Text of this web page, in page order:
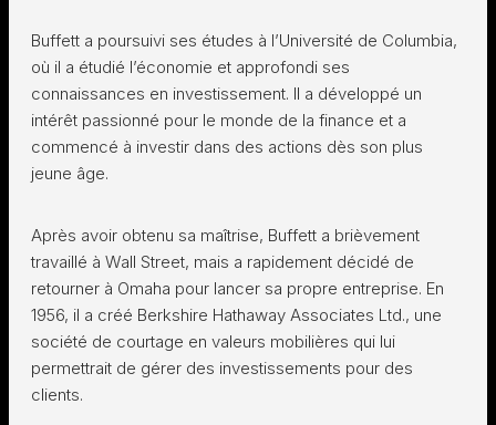
Buffett a poursuivi ses études à l’Université de Columbia,
où il a étudié l’économie et approfondi ses
connaissances en investissement. Il a développé un
intérêt passionné pour le monde de la finance et a
commencé à investir dans des actions dès son plus
jeune âge.
Après avoir obtenu sa maîtrise, Buffett a brièvement
travaillé à Wall Street, mais a rapidement décidé de
retourner à Omaha pour lancer sa propre entreprise. En
1956, il a créé Berkshire Hathaway Associates Ltd., une
société de courtage en valeurs mobilières qui lui
permettrait de gérer des investissements pour des
clients.